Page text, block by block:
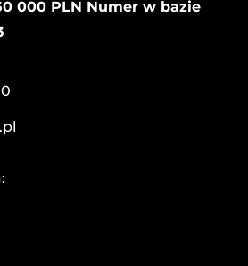
000 PLN Numer w bazie